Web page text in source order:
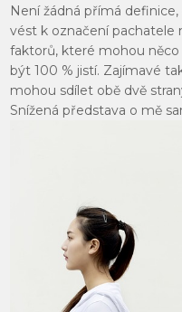
Není žádná přímá
vést k označení pachatele
faktorů, které mohou
být 100 % jistí. Zajímavé
mohou sdílet obě dvě
Snížená představa o mě